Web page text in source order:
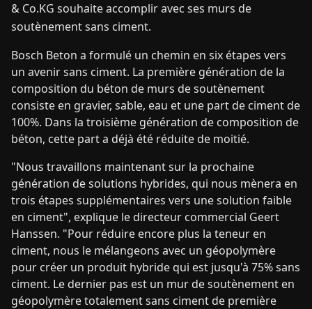
& Co.KG souhaite accomplir avec ses murs de
soutènement sans ciment.
Bosch Beton a formulé un chemin en six étapes vers
un avenir sans ciment. La première génération de la
composition du béton de murs de soutènement
consiste en gravier, sable, eau et une part de ciment de
100%. Dans la troisième génération de composition de
béton, cette part a déjà été réduite de moitié.
"Nous travaillons maintenant sur la prochaine
génération de solutions hybrides, qui nous mènera en
trois étapes supplémentaires vers une solution faible
en ciment", explique le directeur commercial Geert
Hanssen. "Pour réduire encore plus la teneur en
ciment, nous le mélangeons avec un géopolymère
pour créer un produit hybride qui est jusqu'à 75% sans
ciment. Le dernier pas est un mur de soutènement en
géopolymère totalement sans ciment de première